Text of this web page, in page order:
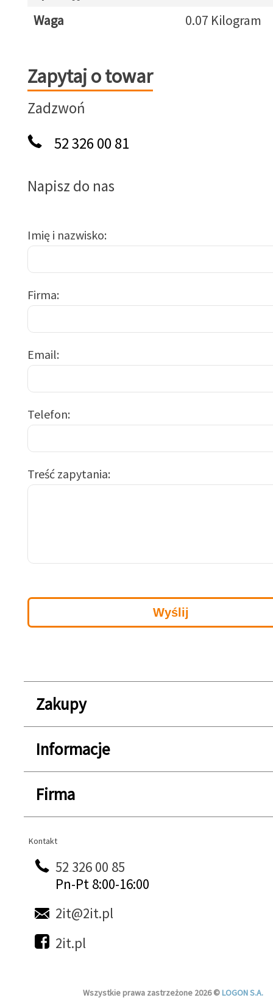
Waga
0.07 Kilogram
Zapytaj o towar
Zapytaj o towar
Zadzwoń
52 326 00 81
Napisz do nas
Imię i nazwisko
Firma
Email
Telefon
Treść zapytania
Zakupy
Informacje
Firma
Kontakt
Kontakt
52 326 00 85
Pn-Pt 8:00-16:00
2it@2it.pl
2it.pl
Wszystkie prawa zastrzeżone 2026 ©LOGON S.A.